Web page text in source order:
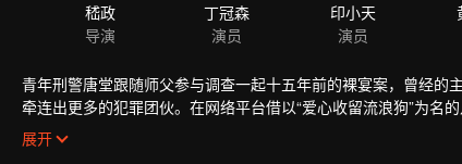
嵇政
导演
丁冠森
演员
印小天
演员
青年刑警唐堂跟随师父参与调查一起十五年前的裸宴案，曾经
牵连出更多的犯罪团伙。在网络平台借以“爱心收留流浪狗”为名
有着极深的联系；在城内造成重大恶劣影响的偷狗二人组接连不
着千丝万缕的关联；本地颇具盛名的鸿运餐厅老板王力失手杀
展开